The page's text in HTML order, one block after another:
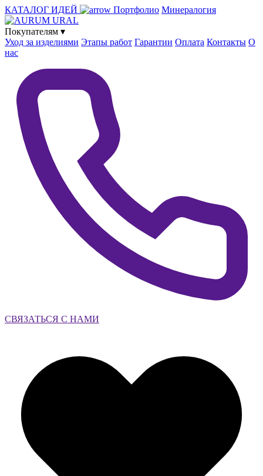
КАТАЛОГ ИДЕЙ Портфолио Минералогия
Покупателям ▾
Уход за изделиями Этапы работ Гарантии Оплата Контакты О
нас
СВЯЗАТЬСЯ С НАМИ